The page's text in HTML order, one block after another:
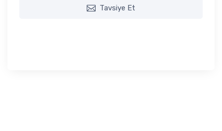
Tavsiye Et